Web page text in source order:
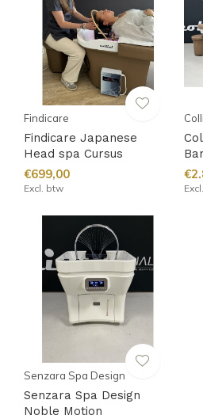
Findicare
Findicare Japanese
Head spa Cursus
€699,00
Excl. btw
Senzara Spa Design
Senzara Spa Design
Noble Motion